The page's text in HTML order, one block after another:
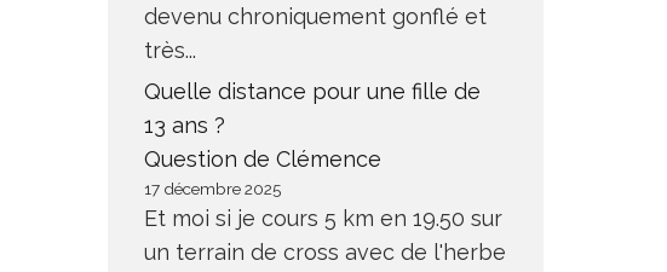
devenu chroniquement gonflé et
très...
Quelle distance pour une fille de
13 ans ?
Question de Clémence
17 décembre 2025
Et moi si je cours 5 km en 19.50 sur
un terrain de cross avec de l'herbe